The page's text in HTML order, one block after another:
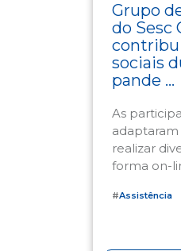
Grupo
do Sesc
sociais
pande ...
As
realizar
forma on-
#Assistência